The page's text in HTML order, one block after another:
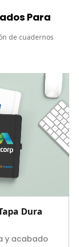
Para
de cuadernos
Dura
y acabado